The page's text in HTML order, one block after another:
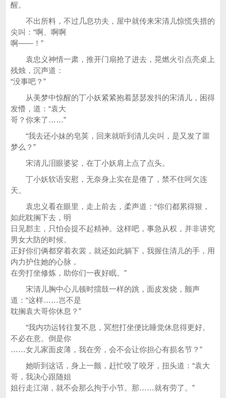
醒。
不出所料，不过几息功夫，屋中就传来宋清儿惊慌失措的
尖叫：“啊、啊啊
啊——！”
袁忠义神情一肃，推开门扇抢了进去，晃燃火引点亮桌上
残烛，沉声道：
“没事吧？”
从美梦中惊醒的丁小妖紧紧抱着瑟瑟发抖的宋清儿，困得
发懵，道：“袁大
哥？你来了……”
“我去还小妹的皂荚，回来就听到清儿尖叫，是又发了噩
梦么？”
宋清儿泪眼婆娑，在丁小妖肩上点了点头。
丁小妖软语安慰，无奈身上实在是倦了，禁不住呵欠连
天。
袁忠义看在眼里，走上前去，柔声道：“你们都累得狠，
如此耽搁下去，明
日见郡主，只怕会提不起精神。这样吧，事急从权，并非讲究
男女大防的时候。
正好你们俩都穿着衣裳，就还如此躺下，我握住清儿的手，用
内力护住她的心脉，
在旁打坐修炼，助你们一夜好眠。”
宋清儿胸中心儿顿时擂鼓一样的跳，面皮发烧，颤声
道：“这样……岂不是
耽搁袁大哥你休息？”
“我内功运转往复不息，冥想打坐便比睡觉休息得更好。
不必在意。倒是你
……女儿家面皮薄，我在旁，会不会让你担心有损名节？”
她听到这话，身上一颤，赶忙咬了咬牙，扭头道：“袁大
哥，我决心跟随姐
姐行走江湖，就不会那么拘于小节。那……就有劳了。”